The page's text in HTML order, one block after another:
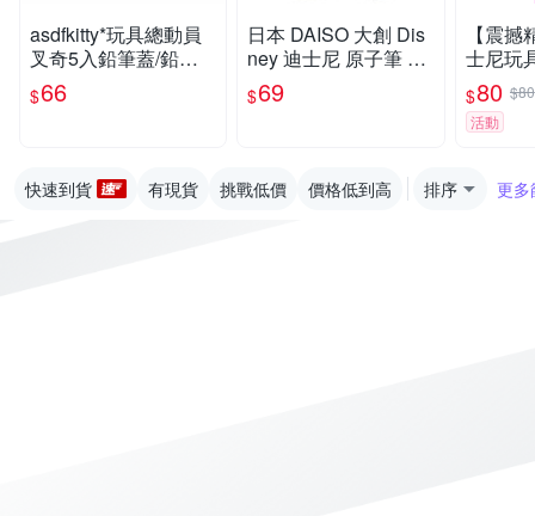
asdfkitty*玩具總動員
叉奇5入鉛筆蓋/鉛筆
延長器/鉛筆套/鉛筆
帽-日本製
$66
日本 DAISO 大創 Dis
ney 迪士尼 原子筆 文
具 黑筆 0.7mm 境內限
定【南風百貨】
$69
【震
士尼玩
鉛筆~
#36713
$80 $80
活動
快速到貨 有現貨 挑戰低價 價格低到高 排序 更多